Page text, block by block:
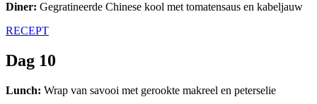
Diner: Gegratineerde Chinese kool met tomatensaus en kabeljauw
RECEPT
Dag 10
Lunch: Wrap van savooi met gerookte makreel en peterselie